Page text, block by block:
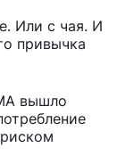
Или с чая. И
привычка
вышло